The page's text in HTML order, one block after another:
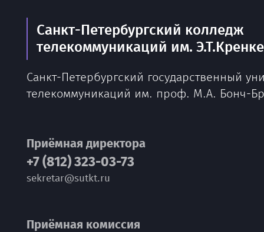
Санкт-Петербургский колледж
телекоммуникаций им.
Санкт-Петербургский государственный
телекоммуникаций им. проф. М.А. Бонч-
Приёмная директора
+7 (812) 323-03-73
sekretar@sutkt.ru
Приёмная комиссия